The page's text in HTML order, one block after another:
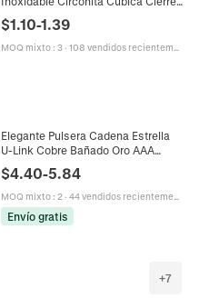
Joyería De Moda Mujer
$1.10-1.39
MOQ mixto: 3· 108 vendidos recientemente
Elegante Pulsera Cadena Estrella
U-Link Cobre Bañado Oro AAA
Para Mujeres
$4.40-5.84
MOQ mixto: 2· 44 vendidos recientemente
Envío gratis
+7